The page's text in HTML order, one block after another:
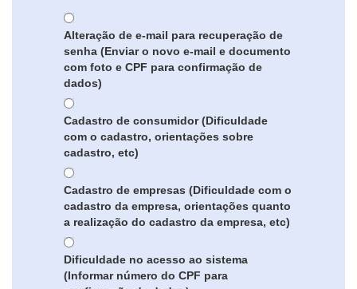
Alteração de e-mail para recuperação de
senha (Enviar o novo e-mail e documento
com foto e CPF para confirmação de
dados)
Cadastro de consumidor (Dificuldade
com o cadastro, orientações sobre
cadastro, etc)
Cadastro de empresas (Dificuldade com o
cadastro da empresa, orientações quanto
a realização do cadastro da empresa, etc)
Dificuldade no acesso ao sistema
(Informar número do CPF para